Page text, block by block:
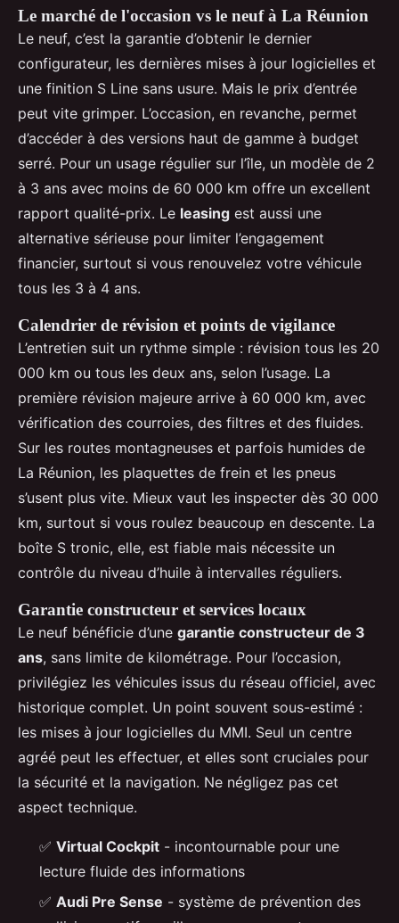
Le marché de l'occasion vs le neuf à La Réunion
Le neuf, c’est la garantie d’obtenir le dernier
configurateur, les dernières mises à jour logicielles et
une finition S Line sans usure. Mais le prix d’entrée
peut vite grimper. L’occasion, en revanche, permet
d’accéder à des versions haut de gamme à budget
serré. Pour un usage régulier sur l’île, un modèle de 2
à 3 ans avec moins de 60 000 km offre un excellent
rapport qualité-prix. Le leasing est aussi une
alternative sérieuse pour limiter l’engagement
financier, surtout si vous renouvelez votre véhicule
tous les 3 à 4 ans.
Calendrier de révision et points de vigilance
L’entretien suit un rythme simple : révision tous les 20
000 km ou tous les deux ans, selon l’usage. La
première révision majeure arrive à 60 000 km, avec
vérification des courroies, des filtres et des fluides.
Sur les routes montagneuses et parfois humides de
La Réunion, les plaquettes de frein et les pneus
s’usent plus vite. Mieux vaut les inspecter dès 30 000
km, surtout si vous roulez beaucoup en descente. La
boîte S tronic, elle, est fiable mais nécessite un
contrôle du niveau d’huile à intervalles réguliers.
Garantie constructeur et services locaux
Le neuf bénéficie d’une garantie constructeur de 3
ans, sans limite de kilométrage. Pour l’occasion,
privilégiez les véhicules issus du réseau officiel, avec
historique complet. Un point souvent sous-estimé :
les mises à jour logicielles du MMI. Seul un centre
agréé peut les effectuer, et elles sont cruciales pour
la sécurité et la navigation. Ne négligez pas cet
aspect technique.
✅ Virtual Cockpit - incontournable pour une
lecture fluide des informations
✅ Audi Pre Sense - système de prévention des